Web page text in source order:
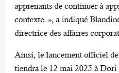
apprenants de continuer à
contexte. », a indiqué
directrice des affaires
Ainsi, le lancement officiel
tiendra le 12 mai 2025 à